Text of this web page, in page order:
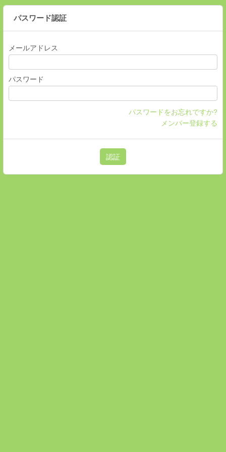
パスワード認証
メールアドレス
パスワード
パスワードをお忘れですか?
メンバー登録する